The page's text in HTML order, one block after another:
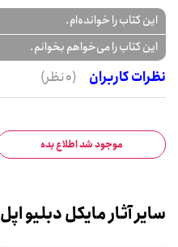
این کتاب را خوانده‌ام.
این کتاب را می‌خواهم بخوانم.
نظرات کاربران
(0 نظر)
موجود شد اطلاع بده
سایر آثار مایکل دبلیو اپل